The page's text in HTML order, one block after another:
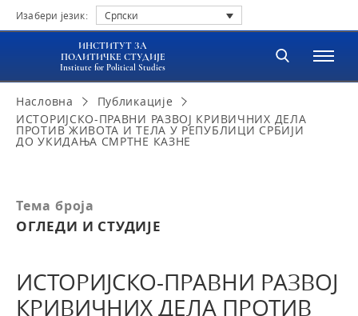
Изабери језик: Српски
ИНСТИТУТ ЗА
ПОЛИТИЧКЕ СТУДИЈЕ
Institute for Political Studies
Насловна
Публикације
ИСТОРИЈСКО-ПРАВНИ РАЗВОЈ КРИВИЧНИХ ДЕЛА
ПРОТИВ ЖИВОТА И ТЕЛА У РЕПУБЛИЦИ СРБИЈИ
ДО УКИДАЊА СМРТНЕ КАЗНЕ
Тема броја
ОГЛЕДИ И СТУДИЈЕ
ИСТОРИЈСКО-ПРАВНИ РАЗВОЈ
КРИВИЧНИХ ДЕЛА ПРОТИВ